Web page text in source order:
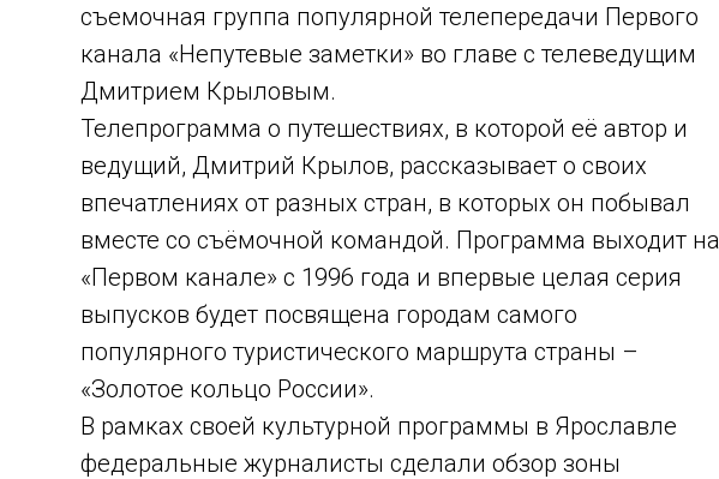
съемочная группа популярной телепередачи Первого
канала «Непутевые заметки» во главе с телеведущим
Дмитрием Крыловым.
Телепрограмма о путешествиях, в которой её автор и
ведущий, Дмитрий Крылов, рассказывает о своих
впечатлениях от разных стран, в которых он побывал
вместе со съёмочной командой. Программа выходит на
«Первом канале» с 1996 года и впервые целая серия
выпусков будет посвящена городам самого
популярного туристического маршрута страны –
«Золотое кольцо России».
В рамках своей культурной программы в Ярославле
федеральные журналисты сделали обзор зоны